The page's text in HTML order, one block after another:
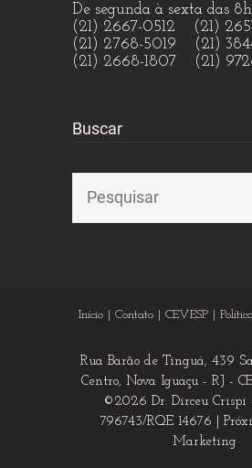
De segunda à sexta das
(21) 2667-0512 (21)
(21) 2768-5019 (21)
(21) 2668-1807 (21)
Buscar
Início Contato CEVESP
Rua Barão de Tinguá, 439
Centro, Nova Iguaçu - RJ -
©2026 Dr. Dirceu Crispi
796743/RQE 14676 |
Marketing